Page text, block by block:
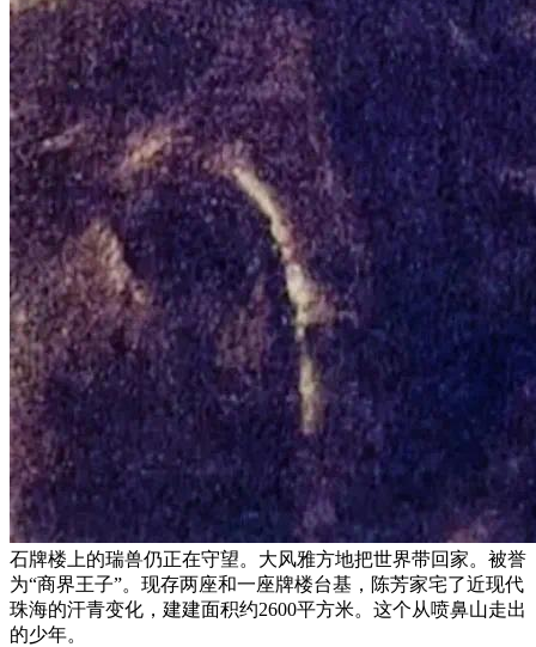
石牌楼上的瑞兽仍正在守望。大风雅方地把世界带回家。被誉
为“商界王子”。现存两座和一座牌楼台基，陈芳家宅了近现代
珠海的汗青变化，建建面积约2600平方米。这个从喷鼻山走出
的少年。